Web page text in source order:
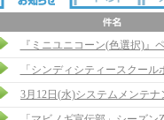
『ミニユニコーン(色選択)』
「シンディシティースクー